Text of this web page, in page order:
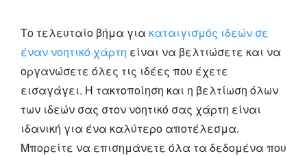
Το τελευταίο βήμα για καταιγισμός ιδεών σε
έναν νοητικό χάρτη είναι να βελτιώσετε και να
οργανώσετε όλες τις ιδέες που έχετε
εισαγάγει. Η τακτοποίηση και η βελτίωση όλων
των ιδεών σας στον νοητικό σας χάρτη είναι
ιδανική για ένα καλύτερο αποτέλεσμα.
Μπορείτε να επισημάνετε όλα τα δεδομένα που